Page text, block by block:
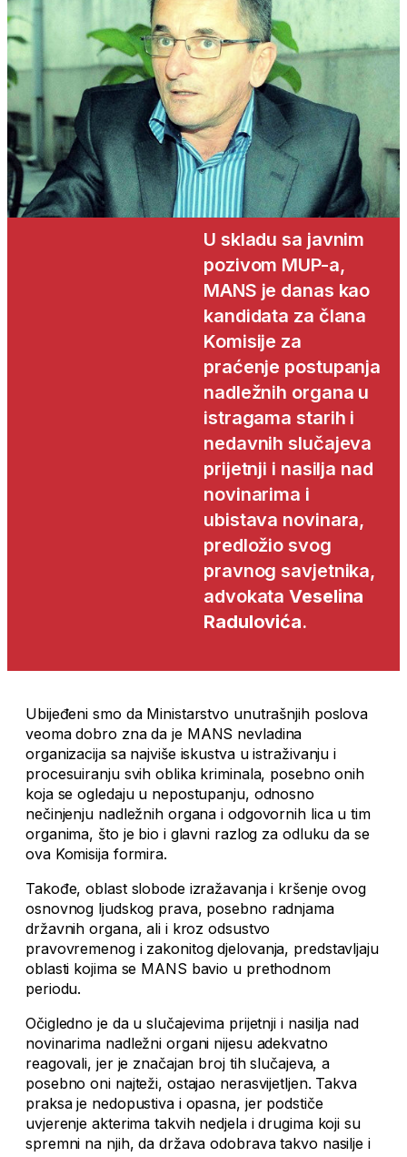
U skladu sa javnim
pozivom MUP-a,
MANS je danas kao
kandidata za člana
Komisije za
praćenje postupanja
nadležnih organa u
istragama starih i
nedavnih slučajeva
prijetnji i nasilja nad
novinarima i
ubistava novinara,
predložio svog
pravnog savjetnika,
advokataVeselina
Radulovića.
Ubijeđeni smo da Ministarstvo unutrašnjih poslova
veoma dobro zna da je MANS nevladina
organizacija sa najviše iskustva u istraživanju i
procesuiranju svih oblika kriminala, posebno onih
koja se ogledaju u nepostupanju, odnosno
nečinjenju nadležnih organa i odgovornih lica u tim
organima, što je bio i glavni razlog za odluku da se
ova Komisija formira.
Takođe, oblast slobode izražavanja i kršenje ovog
osnovnog ljudskog prava, posebno radnjama
državnih organa, ali i kroz odsustvo
pravovremenog i zakonitog djelovanja, predstavljaju
oblasti kojima se MANS bavio u prethodnom
periodu.
Očigledno je da u slučajevima prijetnji i nasilja nad
novinarima nadležni organi nijesu adekvatno
reagovali, jer je značajan broj tih slučajeva, a
posebno oni najteži, ostajao nerasvijetljen. Takva
praksa je nedopustiva i opasna, jer podstiče
uvjerenje akterima takvih nedjela i drugima koji su
spremni na njih, da država odobrava takvo nasilje i